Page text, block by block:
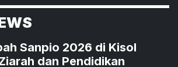
Sanpio 2026 di Kisol
dan Pendidikan